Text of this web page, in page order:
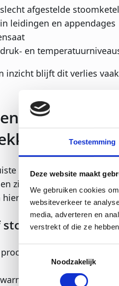
Toestemming
Deze website maakt
We gebruiken cookies
websiteverkeer te
media, adverteren en
verstrekt of die ze
Toestemmingsselectie
Noodzakelijk
afgestelde
leidingen en appendages
en
inzicht blijft dit verlies
efficiënt
stoomopwekker heeft
zijn vaak continu actief,
beter op in.
kan een
sneller op,